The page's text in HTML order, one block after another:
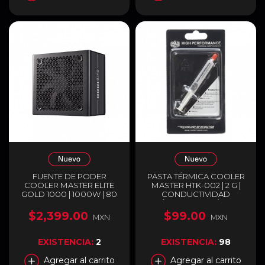
FUENTE DE PODER
COOLER MASTER ELITE
GOLD 1000 | 1000W | 80
MODULAR | COMPATIBLE
CON ATX 3.1 Y PCIE 5.1 |
AFAG-BUS
$2,399.00 MXN
EXISTENCIA: 2
Agregar al carrito
PASTA TÉRMICA COOLER
MASTER HTK-002 | 2 G |
CONDUCTIVIDAD
TÉRMICA 0.8 W/MK |
DIELÉCTRICA NO
CONDUCTORA | PARA
HASTA 177°C | BLANCA |
HTK-002-U1
$99.00 MXN
EXISTENCIA: 98
Agregar al carrito